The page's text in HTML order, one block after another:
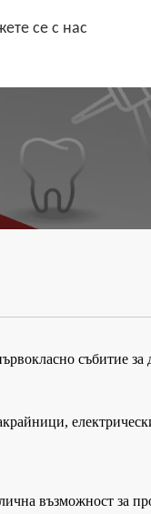
се с нас
събитие за
възможност за